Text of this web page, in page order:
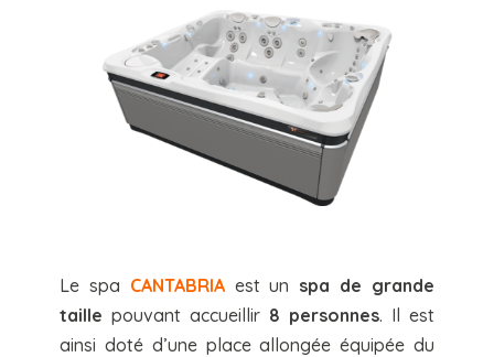
Le spa CANTABRIAest un spa de grande
taille pouvant accueillir 8 personnes. Il est
ainsi doté d’une place allongée équipée du